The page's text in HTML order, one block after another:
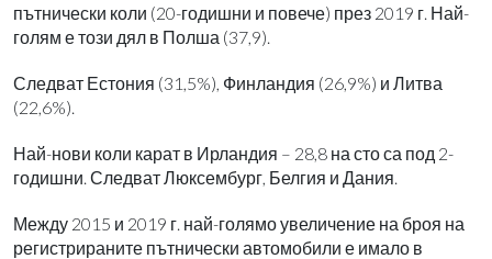
пътнически коли (20-годишни и повече) през 2019 г. Най-
голям е този дял в Полша (37,9).
Следват Естония (31,5%), Финландия (26,9%) и Литва
(22,6%).
Най-нови коли карат в Ирландия – 28,8 на сто са под 2-
годишни. Следват Люксембург, Белгия и Дания.
Между 2015 и 2019 г. най-голямо увеличение на броя на
регистрираните пътнически автомобили е имало в